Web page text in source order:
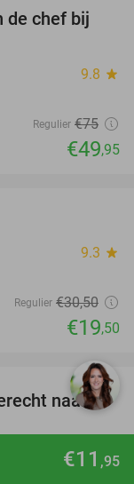
€11 ,95
33%
de chef bij
9.8 star
Regulier €75
€49,95
9.3 star
Regulier €30,50
€19,50
39%
naar
9.2 star